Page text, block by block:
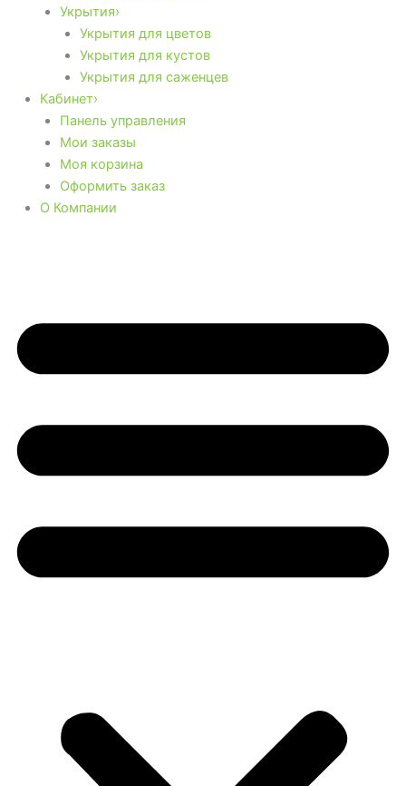
Укрытия›
Укрытия для цветов
Укрытия для кустов
Укрытия для саженцев
Кабинет›
Панель управления
Мои заказы
Моя корзина
Оформить заказ
О Компании